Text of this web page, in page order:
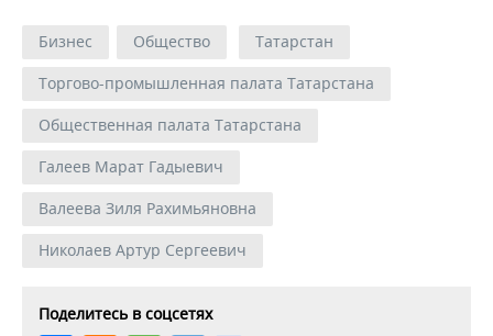
Бизнес Общество
Татарстан
Торгово-промышленная палата Татарстана
Общественная палата Татарстана
Галеев Марат Гадыевич
Валеева Зиля Рахимьяновна
Николаев Артур Сергеевич
Поделитесь в соцсетях